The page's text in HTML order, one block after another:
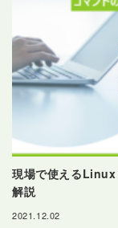
現場で使えるLinux
解説
2021.12.02